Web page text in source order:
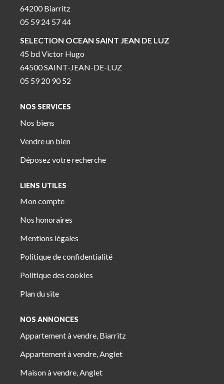
64200 Biarritz
05 59 24 57 44
SELECTION OCEAN SAINT JEAN DE LUZ
45 bd Victor Hugo
64500 SAINT-JEAN-DE-LUZ
05 59 20 90 52
NOS SERVICES
Nos biens
Vendre un bien
Déposez votre recherche
LIENS UTILES
Mon compte
Nos honoraires
Mentions légales
Politique de confidentialité
Politique des cookies
Plan du site
NOS ANNONCES
Appartement à vendre, Biarritz
Appartement à vendre, Anglet
Maison à vendre, Anglet